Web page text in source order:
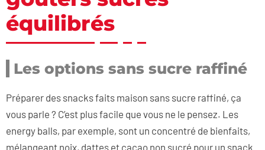
équilibrés
Les options sans sucre raffiné
Préparer des snacks faits maison sans sucre raffiné, ça
vous parle ? C’est plus facile que vous ne le pensez. Les
energy balls, par exemple, sont un concentré de bienfaits,
mélangeant noix, dattes et cacao non sucré pour un snack